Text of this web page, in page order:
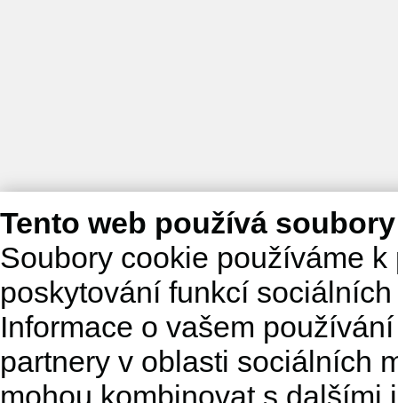
Tento web používá
Soubory cookie používáme
poskytování funkcí
Informace o vašem
partnery v oblasti sociálních
mohou kombinovat s dalšími